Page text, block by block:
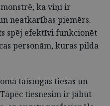
ka viņi ir
neatkarības piemērs.
spēj efektīvi funkcionēt
personām, kuras pilda
taisnīgas tiesas un
tiesnesim ir jābūt